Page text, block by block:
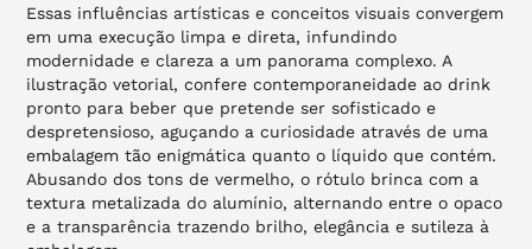
Essas influências artísticas e conceitos visuais convergem
em uma execução limpa e direta, infundindo
modernidade e clareza a um panorama complexo. A
ilustração vetorial, confere contemporaneidade ao drink
pronto para beber que pretende ser sofisticado e
despretensioso, aguçando a curiosidade através de uma
embalagem tão enigmática quanto o líquido que contém.
Abusando dos tons de vermelho, o rótulo brinca com a
textura metalizada do alumínio, alternando entre o opaco
e a transparência trazendo brilho, elegância e sutileza à